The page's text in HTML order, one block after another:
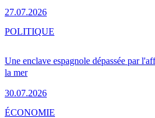
27.07.2026
Une enclave espagnole dépassée par
la mer
30.07.2026
POLITIQUE
ÉCONOMIE